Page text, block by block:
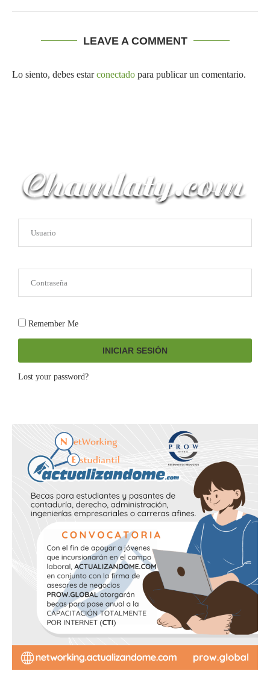
LEAVE A COMMENT
Lo siento, debes estarconectado para publicar un comentario.
Remember Me
INICIAR SESIÓN
Lost your password?